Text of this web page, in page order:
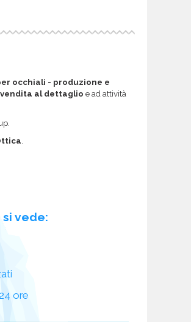
occhiali - produzione e
al dettaglio e ad attività
vede:
ore